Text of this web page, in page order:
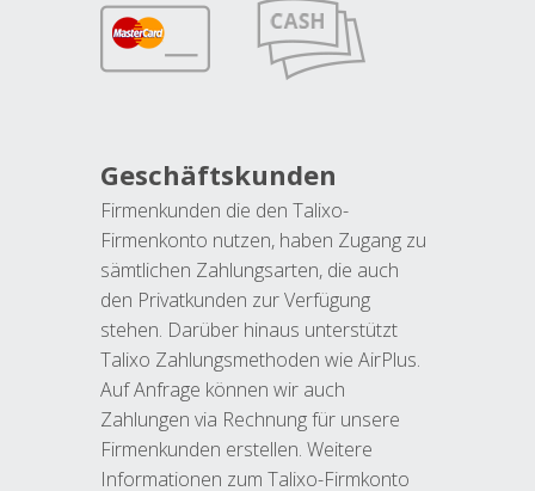
Geschäftskunden
Firmenkunden die den Talixo-
Firmenkonto nutzen, haben Zugang zu
sämtlichen Zahlungsarten, die auch
den Privatkunden zur Verfügung
stehen. Darüber hinaus unterstützt
Talixo Zahlungsmethoden wie AirPlus.
Auf Anfrage können wir auch
Zahlungen via Rechnung für unsere
Firmenkunden erstellen. Weitere
Informationen zum Talixo-Firmkonto